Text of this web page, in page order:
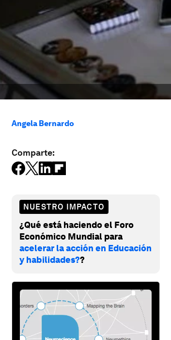
Angela Bernardo
Comparte:
NUESTRO IMPACTO
¿Qué está haciendo el Foro
Económico Mundial para
acelerar la acción en Educación
y habilidades??